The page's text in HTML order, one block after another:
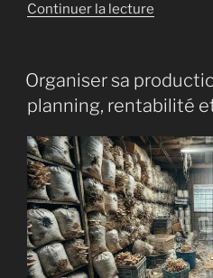
Continuer la lecture
ferme
à
:
marges,
seuil
de
et
revenus
Organiser sa
planning, rentabilité